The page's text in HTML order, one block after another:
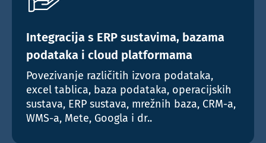
Integracija s ERP sustavima, bazama
podataka i cloud platformama
Povezivanje različitih izvora podataka,
excel tablica, baza podataka, operacijskih
sustava, ERP sustava, mrežnih baza, CRM-a,
WMS-a, Mete, Googla i dr..